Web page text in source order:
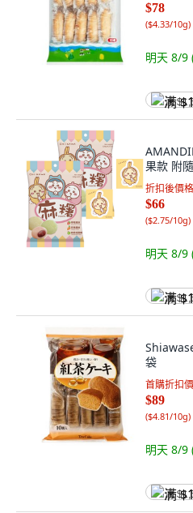
$78
($4.33/10g)
明天 8/9
满
果款 附
折扣後價格
$66
($2.75/10g)
明天 8/9
满
袋
首購折扣價
$89
($4.81/10g)
明天 8/9
满